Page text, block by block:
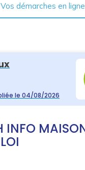
Vos démarches en ligne